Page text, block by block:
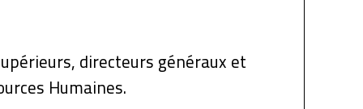
directeurs généraux et
Humaines.